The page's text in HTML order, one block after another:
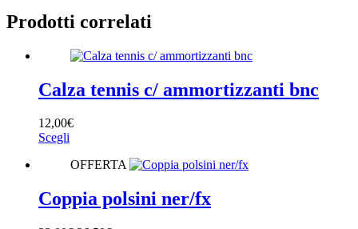
Prodotti correlati
Calza tennis c/ ammortizzanti bnc
12,00€
Scegli
ha
varianti.
Le
OFFERTA
Coppia polsini ner/fx